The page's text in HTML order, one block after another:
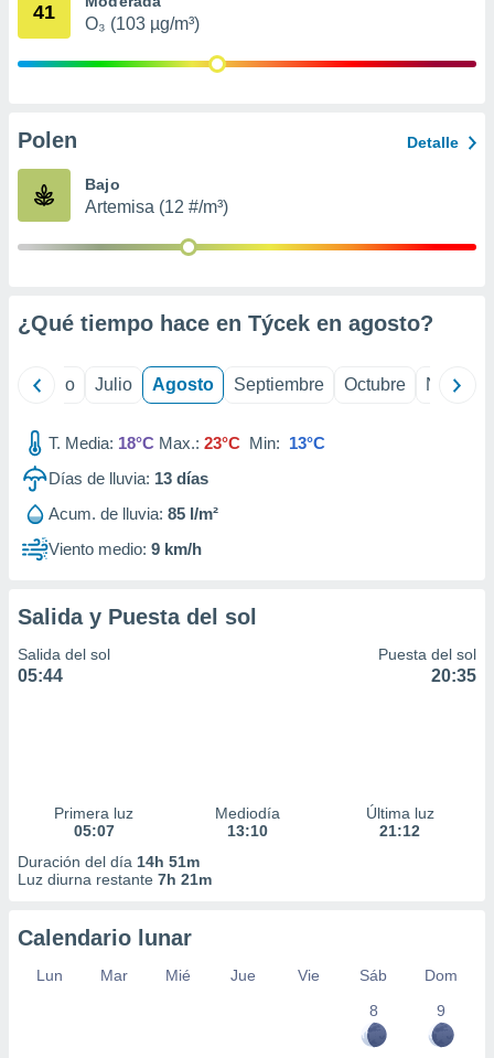
publicidad
de
1199
41
O₃ (103 µg/m³)
Polen Detalle
Bajo
Artemisa (12 #/m³)
¿Qué tiempo hace en Týcek en agosto?
Junio Julio Agosto Septiembre Octubre
T. Media: 18°C Max.: 23°C Min: 13°C
Días de lluvia: 13 días
Acum. de lluvia: 85 l/m²
Viento medio: 9 km/h
Salida y Puesta del sol
Salida del sol
05:44
Puesta del sol
20:35
Primera luz
05:07
Mediodía
13:10
Última luz
21:12
Duración del día 14h 51m
Luz diurna restante 7h 21m
Calendario lunar
Lun Mar Mié Jue Vie Sáb
Dom
8
9